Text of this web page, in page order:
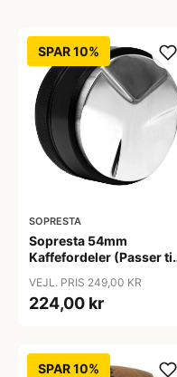
SPAR 10%
SOPRESTA
Sopresta 54mm
Kaffefordeler (Passer til
54mm
VEJL. PRIS 249,00 KR
224,00 kr
SPAR 10%